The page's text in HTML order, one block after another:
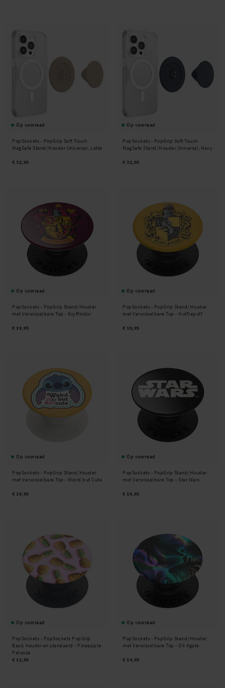
Op voorraad
PopSockets - PopGrip Soft Touch
MagSafe Stand/Houder Universal, Latte
€ 32,95
Op voorraad
PopSockets - PopGrip Soft Touch
MagSafe Stand/Houder Universal, Navy
€ 32,95
Op voorraad
PopSockets - PopGrip Stand/Houder
met Verwisselbare Top - Gryffindor
€ 19,95
Op voorraad
PopSockets - PopGrip Stand/Houder
met Verwisselbare Top - Hufflepuff
€ 19,95
Op voorraad
PopSockets - PopGrip Stand/Houder
met Verwisselbare Top - Weird but Cute
€ 19,95
Op voorraad
PopSockets - PopGrip Stand/Houder
met Verwisselbare Top - Star Wars
€ 19,95
Op voorraad
PopSockets - PopSockets PopGrip
Basic houder en standaard - Pineapple
Palooza
€ 12,95
Op voorraad
PopSockets - PopGrip Stand/Houder
met Verwisselbare Top - Oil Agate
€ 14,95